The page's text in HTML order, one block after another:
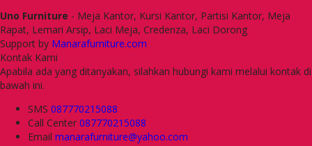
Uno Furniture - Meja Kantor, Kursi Kantor, Partisi Kantor, Meja
Rapat, Lemari Arsip, Laci Meja, Credenza, Laci Dorong
Support by Manarafurniture.com
Kontak Kami
Apabila ada yang ditanyakan, silahkan hubungi kami melalui kontak di
bawah ini.
SMS 087770215088
Call Center 087770215088
Email manarafurniture@yahoo.com